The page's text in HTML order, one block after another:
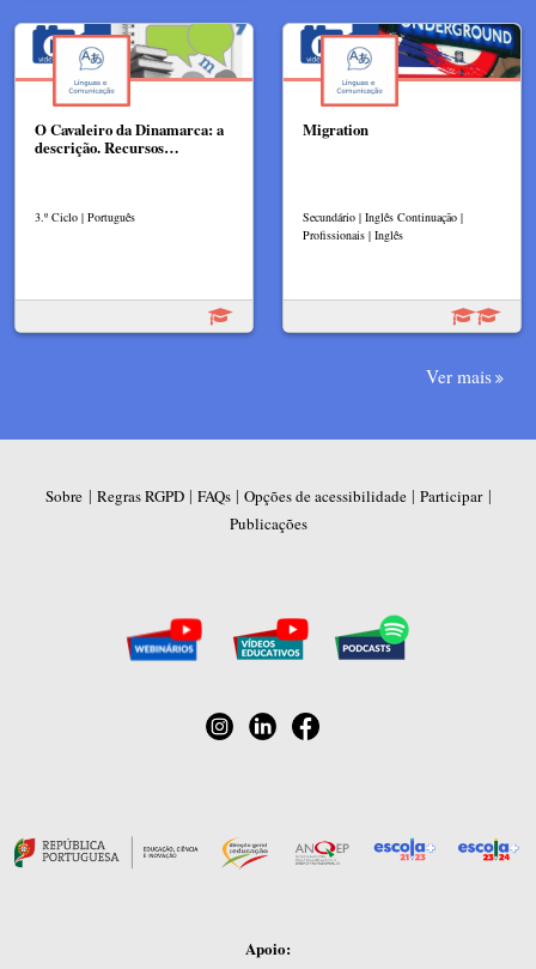
O Cavaleiro da Dinamarca: a
descrição. Recursos…
3.º Ciclo | Português
Migration
Secundário | Inglês Continuação |
Profissionais | Inglês
Ver mais
Sobre | Regras RGPD| FAQs| Opções de acessibilidade| Participar|
Publicações
Apoio: